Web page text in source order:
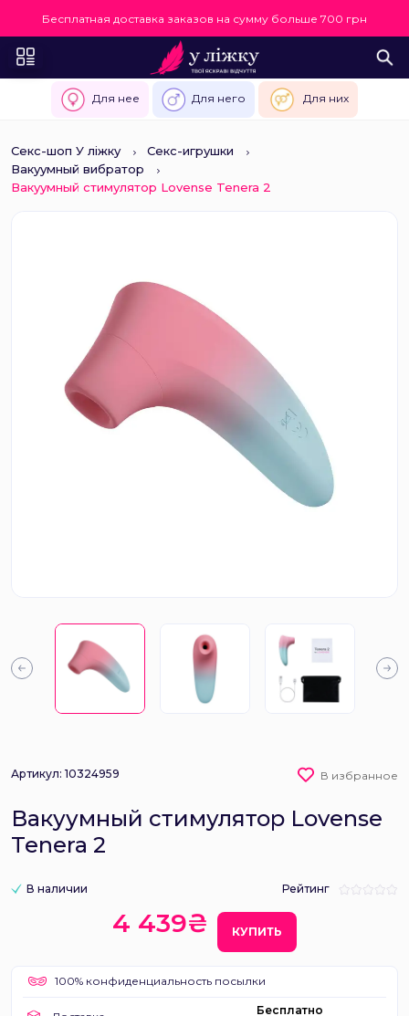
Бесплатная доставка заказов на сумму больше 700 грн
Для нее Для него Для них
Секс-шоп У ліжку
Секс-игрушки
Вакуумный вибратор
Вакуумный стимулятор Lovense Tenera 2
Артикул: 10324959 В избранное
Вакуумный стимулятор Lovense
Tenera 2
В наличии Рейтинг
4 439₴ КУПИТЬ
100% конфиденциальность посылки
Бесплатно